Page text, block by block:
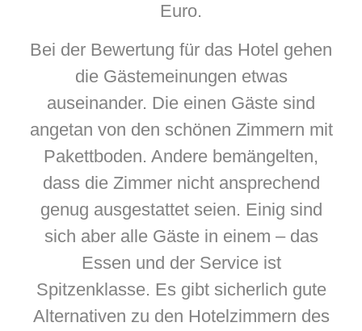
Euro.
Bei der Bewertung für das Hotel gehen
die Gästemeinungen etwas
auseinander. Die einen Gäste sind
angetan von den schönen Zimmern mit
Pakettboden. Andere bemängelten,
dass die Zimmer nicht ansprechend
genug ausgestattet seien. Einig sind
sich aber alle Gäste in einem – das
Essen und der Service ist
Spitzenklasse. Es gibt sicherlich gute
Alternativen zu den Hotelzimmern des